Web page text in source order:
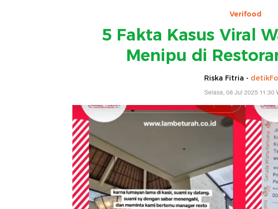
Verifood
5 Fakta Kasus Viral
Menipu di
Riska Fitria -
Selasa, 08 Jul 2025 11:30